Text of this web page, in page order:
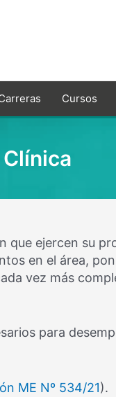
Cursos
que ejercen su
en el área,
vez más
para
ME Nº 534/21).